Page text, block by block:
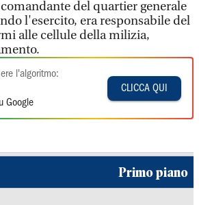
del quartier generale
l'esercito, era responsabile del
alle cellule della milizia,
l'algoritmo:
Google
CLICCA QUI
Primo piano